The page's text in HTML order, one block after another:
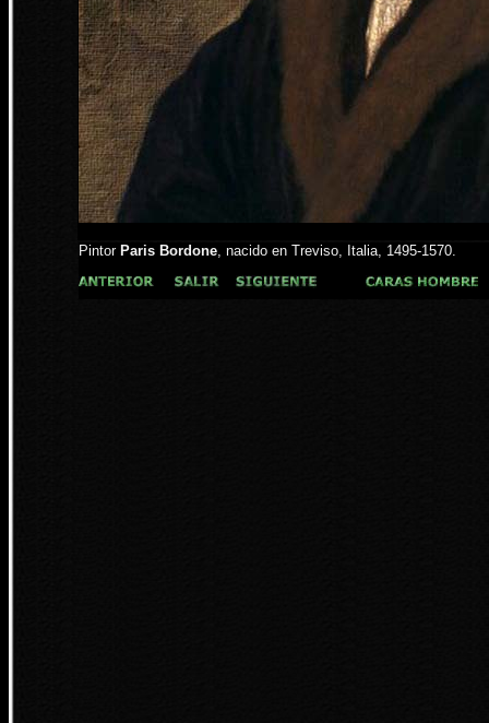
Pintor Paris Bordone, nacido en Treviso, Italia, 1495-1570.